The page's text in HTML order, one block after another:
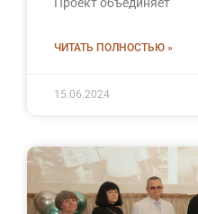
ЧИТАТЬ ПОЛНОСТЬЮ »
15.06.2024